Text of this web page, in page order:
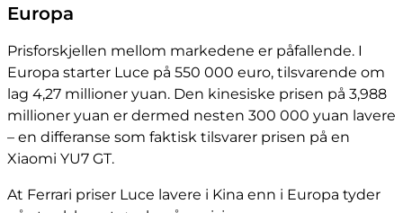
Europa
Prisforskjellen mellom markedene er påfallende. I
Europa starter Luce på 550 000 euro, tilsvarende om
lag 4,27 millioner yuan. Den kinesiske prisen på 3,988
millioner yuan er dermed nesten 300 000 yuan lavere
– en differanse som faktisk tilsvarer prisen på en
Xiaomi YU7 GT.
At Ferrari priser Luce lavere i Kina enn i Europa tyder